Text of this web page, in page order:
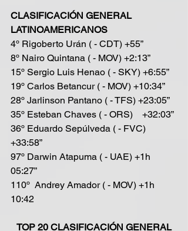
CLASIFICACIÓN GENERAL
LATINOAMERICANOS
4º Rigoberto Urán ( - CDT) +55”
8º Nairo Quintana ( - MOV) +2:13”
15º Sergio Luis Henao ( - SKY) +6:55”
19º Carlos Betancur ( - MOV) +10:34”
28º Jarlinson Pantano ( - TFS) +23:05”
35º Esteban Chaves ( - ORS)    +32:03”
36º Eduardo Sepúlveda ( - FVC)
+33:58”
97º Darwin Atapuma ( - UAE) +1h
05:27”
110º  Andrey Amador ( - MOV) +1h
10:42
TOP 20 CLASIFICACIÓN GENERAL